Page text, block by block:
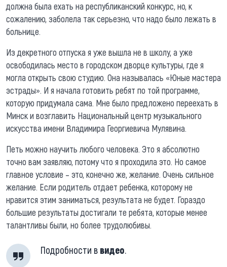
должна была ехать на республиканский конкурс, но, к
сожалению, заболела так серьезно, что надо было лежать в
больнице.
Из декретного отпуска я уже вышла не в школу, а уже
освободилась место в городском дворце культуры, где я
могла открыть свою студию. Она называлась «Юные мастера
эстрады». И я начала готовить ребят по той программе,
которую придумала сама. Мне было предложено переехать в
Минск и возглавить Национальный центр музыкального
искусства имени Владимира Георгиевича Мулявина.
Петь можно научить любого человека. Это я абсолютно
точно вам заявляю, потому что я проходила это. Но самое
главное условие – это, конечно же, желание. Очень сильное
желание. Если родитель отдает ребенка, которому не
нравится этим заниматься, результата не будет. Гораздо
большие результаты достигали те ребята, которые менее
талантливы были, но более трудолюбивы.
Подробности в видео.